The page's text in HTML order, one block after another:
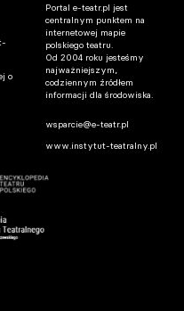
o
Portal e-teatr.pl jest
centralnym punktem na
internetowej mapie
polskiego teatru.
Od 2004 roku jesteśmy
najważniejszym,
codziennym źródłem
informacji dla środowiska.
wsparcie@e-teatr.pl
www.instytut-teatralny.pl